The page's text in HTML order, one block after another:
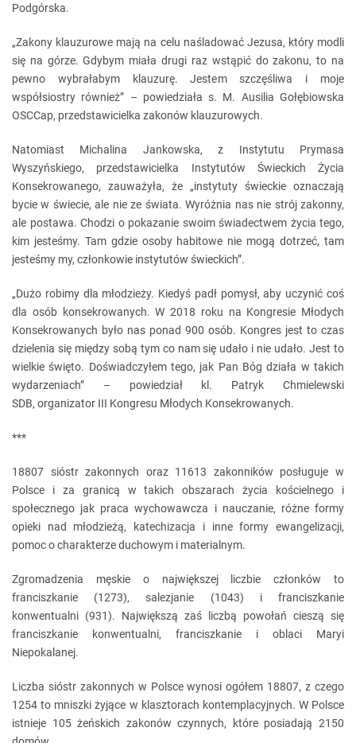
Podgórska.
„Zakony klauzurowe mają na celu naśladować Jezusa, który modli
się na górze. Gdybym miała drugi raz wstąpić do zakonu, to na
pewno wybrałabym klauzurę. Jestem szczęśliwa i moje
współsiostry również” – powiedziała s. M. Ausilia Gołębiowska
OSCCap, przedstawicielka zakonów klauzurowych.
Natomiast Michalina Jankowska, z Instytutu Prymasa
Wyszyńskiego, przedstawicielka Instytutów Świeckich Życia
Konsekrowanego, zauważyła, że „instytuty świeckie oznaczają
bycie w świecie, ale nie ze świata. Wyróżnia nas nie strój zakonny,
ale postawa. Chodzi o pokazanie swoim świadectwem życia tego,
kim jesteśmy. Tam gdzie osoby habitowe nie mogą dotrzeć, tam
jesteśmy my, członkowie instytutów świeckich”.
„Dużo robimy dla młodzieży. Kiedyś padł pomysł, aby uczynić coś
dla osób konsekrowanych. W 2018 roku na Kongresie Młodych
Konsekrowanych było nas ponad 900 osób. Kongres jest to czas
dzielenia się między sobą tym co nam się udało i nie udało. Jest to
wielkie święto. Doświadczyłem tego, jak Pan Bóg działa w takich
wydarzeniach” – powiedział kl. Patryk Chmielewski
SDB, organizator III Kongresu Młodych Konsekrowanych.
***
18807 sióstr zakonnych oraz 11613 zakonników posługuje w
Polsce i za granicą w takich obszarach życia kościelnego i
społecznego jak praca wychowawcza i nauczanie, różne formy
opieki nad młodzieżą, katechizacja i inne formy ewangelizacji,
pomoc o charakterze duchowym i materialnym.
Zgromadzenia męskie o największej liczbie członków to
franciszkanie (1273), salezjanie (1043) i franciszkanie
konwentualni (931). Największą zaś liczbą powołań cieszą się
franciszkanie konwentualni, franciszkanie i oblaci Maryi
Niepokalanej.
Liczba sióstr zakonnych w Polsce wynosi ogółem 18807, z czego
1254 to mniszki żyjące w klasztorach kontemplacyjnych. W Polsce
istnieje 105 żeńskich zakonów czynnych, które posiadają 2150